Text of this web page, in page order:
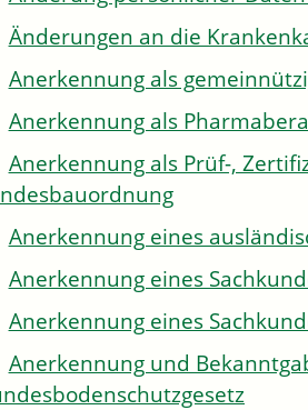
Änderungen an die
Anerkennung als
Anerkennung als
Anerkennung als Prüf-,
Anerkennung eines
Anerkennung eines
Anerkennung eines
Anerkennung und